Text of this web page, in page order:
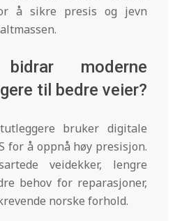
å sikre presis og jevn
moderne
til bedre veier?
bruker digitale
for å oppnå høy presisjon.
veidekker, lengre
behov for reparasjoner,
norske forhold.